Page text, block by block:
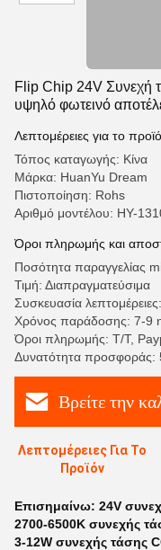
Flip Chip 24V Συνεχή
υψηλό φωτεινό
Λεπτομέρειες για το
Τόπος καταγωγής: Κίνα
Μάρκα: HuanYu Dream
Πιστοποίηση: Rohs
Αριθμό μοντέλου: HY-
Όροι πληρωμής και
Ποσότητα παραγγελίας
Τιμή: Διαπραγματεύσιμα
Συσκευασία
Χρόνος παράδοσης: 7-9
Όροι πληρωμής: T/T,
Δυνατότητα προσφοράς:
Βρείτε την
Λεπτομέρειες Για Το
Προϊόν
Επισημαίνω: 24V
2700-6500K συνεχής
3-12W συνεχής τάσης